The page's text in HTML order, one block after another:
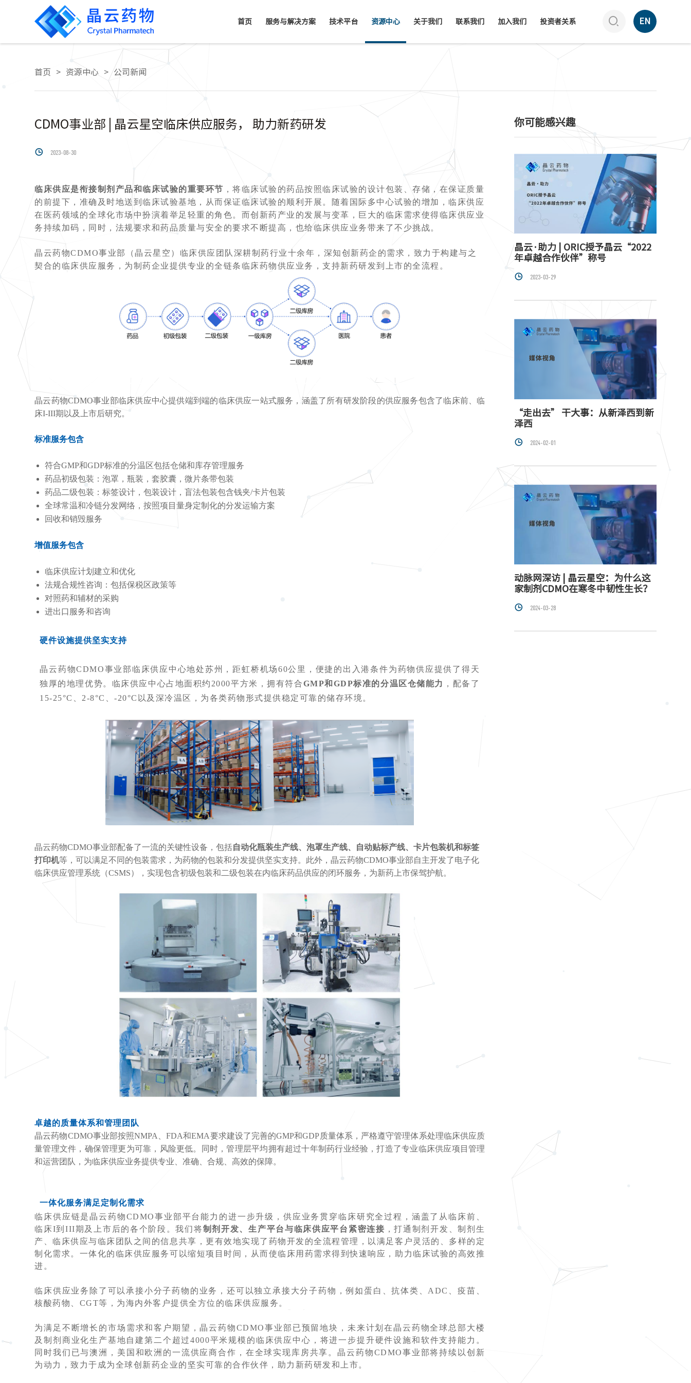
首页 服务与解决方案 技术平台 资源中心 关于我们 联系我们 加入我们 投资者关系  EN
首页 > 资源中心 > 公司新闻
CDMO事业部 | 晶云星空临床供应服务， 助力新药研发
 2023-08-30
临床供应是衔接制剂产品和临床试验的重要环节 ，将临床试验的药品按照临床试验的设计包装、存储，在保证质量
的前提下，准确及时地送到临床试验基地，从而保证临床试验的顺利开展。随着国际多中心试验的增加，临床供应
在医药领域的全球化市场中扮演着举足轻重的角色。而创新药产业的发展与变革，巨大的临床需求使得临床供应业
务持续加码，同时，法规要求和药品质量与安全的要求不断提高，也给临床供应业务带来了不少挑战。
晶云药物CDMO事业部（晶云星空）临床供应团队深耕制药行业十余年，深知创新药企的需求，致力于构建与之
契合的临床供应服务，为制药企业提供专业的全链条临床药物供应业务，支持新药研发到上市的全流程。
晶云药物CDMO事业部临床供应中心提供端到端的临床供应一站式服务，涵盖了所有研发阶段的供应服务包含了临床前、临
床I-III期以及上市后研究。
标准服务包含
符合GMP和GDP标准的分温区包括仓储和库存管理服务
药品初级包装：泡罩，瓶装，套胶囊，微片条带包装
药品二级包装：标签设计，包装设计，盲法包装包含钱夹/卡片包装
全球常温和冷链分发网络，按照项目量身定制化的分发运输方案
回收和销毁服务
增值服务包含
临床供应计划建立和优化
法规合规性咨询：包括保税区政策等
对照药和辅材的采购
进出口服务和咨询
硬件设施提供坚实支持
晶云药物CDMO事业部临床供应中心地处苏州，距虹桥机场60公里，便捷的出入港条件为药物供应提供了得天
独厚的地理优势。临床供应中心占地面积约2000平方米，拥有符合GMP和GDP标准的分温区仓储能力 ，配备了
15-25°C、2-8°C、-20°C以及深冷温区，为各类药物形式提供稳定可靠的储存环境。
晶云药物CDMO事业部配备了一流的关键性设备，包括自动化瓶装生产线、泡罩生产线、自动贴标产线、卡片包装机和标签
打印机等，可以满足不同的包装需求，为药物的包装和分发提供坚实支持。此外，晶云药物CDMO事业部自主开发了电子化
临床供应管理系统（CSMS），实现包含初级包装和二级包装在内临床药品供应的闭环服务，为新药上市保驾护航。
卓越的质量体系和管理团队
晶云药物CDMO事业部按照NMPA、FDA和EMA要求建设了完善的GMP和GDP质量体系，严格遵守管理体系处理临床供应质
量管理文件，确保管理更为可靠，风险更低。同时，管理层平均拥有超过十年制药行业经验，打造了专业临床供应项目管理
和运营团队，为临床供应业务提供专业、准确、合规、高效的保障。
一体化服务满足定制化需求
临床供应链是晶云药物CDMO事业部平台能力的进一步升级，供应业务贯穿临床研究全过程，涵盖了从临床前、
临床I到III期及上市后的各个阶段。我们将制剂开发、生产平台与临床供应平台紧密连接 ，打通制剂开发、制剂生
产、临床供应与临床团队之间的信息共享，更有效地实现了药物开发的全流程管理，以满足客户灵活的、多样的定
制化需求。一体化的临床供应服务可以缩短项目时间，从而使临床用药需求得到快速响应，助力临床试验的高效推
进。
临床供应业务除了可以承接小分子药物的业务，还可以独立承接大分子药物，例如蛋白、抗体类、ADC、疫苗、
核酸药物、CGT等，为海内外客户提供全方位的临床供应服务。
为满足不断增长的市场需求和客户期望，晶云药物CDMO事业部已预留地块，未来计划在晶云药物全球总部大楼
及制剂商业化生产基地自建第二个超过4000平米规模的临床供应中心，将进一步提升硬件设施和软件支持能力。
同时我们已与澳洲，美国和欧洲的一流供应商合作，在全球实现库房共享。晶云药物CDMO事业部将持续以创新
为动力，致力于成为全球创新药企业的坚实可靠的合作伙伴，助力新药研发和上市。
你可能感兴趣
晶云·助力 | ORIC授予晶云“2022
年卓越合作伙伴”称号
 2023-03-29
“走出去” 干大事：从新泽西到新
泽西
 2024-02-01
动脉网深访 | 晶云星空：为什么这
家制剂CDMO在寒冬中韧性生长？
 2024-03-28